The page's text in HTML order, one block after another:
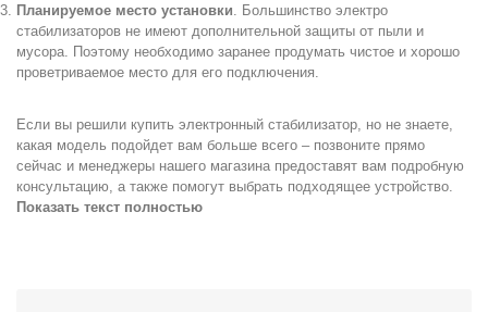
Планируемое место установки. Большинство электро
стабилизаторов не имеют дополнительной защиты от пыли и
мусора. Поэтому необходимо заранее продумать чистое и хорошо
проветриваемое место для его подключения.
Если вы решили купить электронный стабилизатор, но не знаете,
какая модель подойдет вам больше всего – позвоните прямо
сейчас и менеджеры нашего магазина предоставят вам подробную
консультацию, а также помогут выбрать подходящее устройство.
Показать текст полностью